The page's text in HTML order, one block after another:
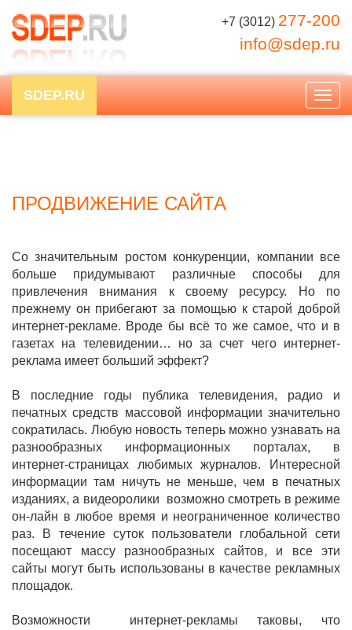
+7 (3012) 277-200
info@sdep.ru
SDEP.RU
ПРОДВИЖЕНИЕ САЙТА
Со значительным ростом конкуренции, компании все
больше придумывают различные способы для
привлечения внимания к своему ресурсу. Но по
прежнему он прибегают за помощью к старой доброй
интернет-рекламе. Вроде бы всё то же самое, что и в
газетах на телевидении… но за счет чего интернет-
реклама имеет больший эффект?
В последние годы публика телевидения, радио и
печатных средств массовой информации значительно
сократилась. Любую новость теперь можно узнавать на
разнообразных информационных порталах, в
интернет-страницах любимых журналов. Интересной
информации там ничуть не меньше, чем в печатных
изданиях, а видеоролики возможно смотреть в режиме
он-лайн в любое время и неограниченное количество
раз. В течение суток пользователи глобальной сети
посещают массу разнообразных сайтов, и все эти
сайты могут быть использованы в качестве рекламных
площадок.
Возможности интернет-рекламы таковы, что